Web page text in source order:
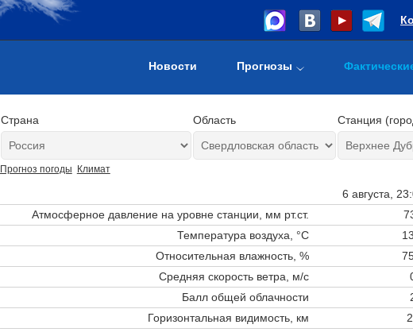
Новости Прогнозы
Страна Область Станция
Прогноз погоды Климат
6 августа,
Атмосферное давление на уровне станции, мм рт.ст.
Температура воздуха, °C
Относительная влажность, %
Средняя скорость ветра, м/с
Балл общей облачности
Горизонтальная видимость, км